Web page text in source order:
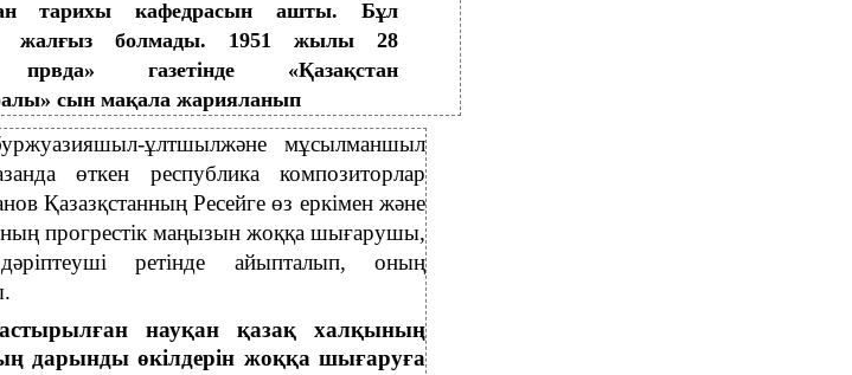
тарихы кафедрасын ашты. Бұл
жалғыз болмады. 1951 жылы 28
првда» газетінде «Қазақстан
сын мақала жарияланып
ұлтшылжәне мұсылманшыл
өткен республика композиторлар
Қазазқстанның Ресейге өз еркімен және
прогрестік маңызын жоққа шығарушы,
ретінде айыпталып, оның
науқан қазақ халқының
дарынды өкілдерін жоққа шығаруға